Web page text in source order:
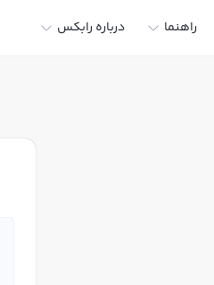
راهنما درباره رابکس